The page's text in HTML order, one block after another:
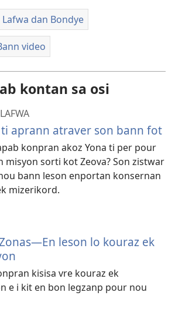
Lafwa dan Bondye
video
kontan sa osi
aprann atraver son bann fot
konpran akoz Yona ti per pour
misyon sorti kot Zeova? Son zistwar
bann leson enportan konsernan
mizerikord.
leson lo kouraz ek
kisisa vre kouraz ek
e i kit en bon legzanp pour nou